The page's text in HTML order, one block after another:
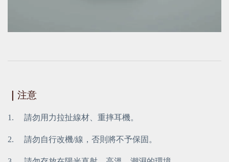
注意
1.     請勿用力拉扯線材、重摔耳機。
2.     請勿自行改機/線，否則將不予保固。